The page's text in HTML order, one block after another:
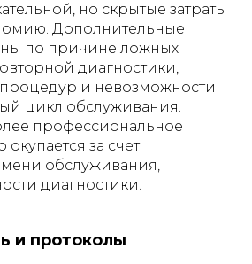
но скрытые затраты
Дополнительные
по причине ложных
диагностики,
и невозможности
цикл обслуживания.
профессиональное
за счет
обслуживания,
диагностики.
и протоколы